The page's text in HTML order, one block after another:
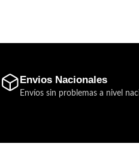
Envios Nacionales
Envíos sin problemas a nivel